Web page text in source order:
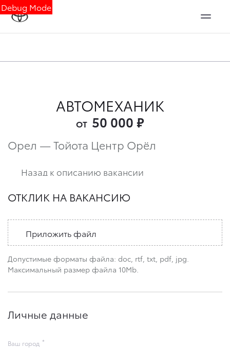
Debug Mode
АВТОМЕХАНИК
ОТ 50 000 ₽
Орел — Тойота Центр Орёл
Назад к описанию вакансии
ОТКЛИК НА ВАКАНСИЮ
Приложить файл
Допустимые форматы файла: doc, rtf, txt, pdf, jpg.
Максимальный размер файла 10Mb.
Личные данные
Ваш город